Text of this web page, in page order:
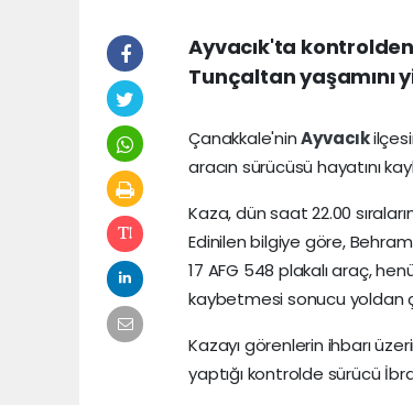
Ayvacık'ta
Tunçaltan yaşamını
Çanakkale'ninAyvacık
aracın sürücüsü hayatını
Kaza, dün saat 22.00
Edinilen bilgiye göre,
17 AFG 548 plakalı araç,
kaybetmesi sonucu yoldan
Kazayı görenlerin ihbarı
yaptığı kontrolde sürücü